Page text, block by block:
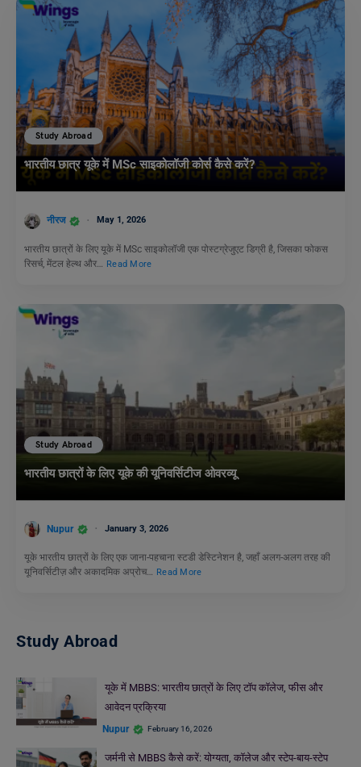
Study Abroad
भारतीय छात्र यूके में MSc साइकोलॉजी कोर्स कैसे करें?
नीरज May 1, 2026
भारतीय छात्रों के लिए यूके में MSc साइकोलॉजी एक पोस्टग्रेजुएट डिग्री है, जिसका फोकस
रिसर्च, मेंटल हेल्थ और… Read More
Study Abroad
भारतीय छात्रों के लिए यूके की यूनिवर्सिटीज ओवरव्यू
Nupur January 3, 2026
यूके भारतीय छात्रों के लिए एक जाना-पहचाना स्टडी डेस्टिनेशन है, जहाँ अलग-अलग तरह की
यूनिवर्सिटीज़ और अकादमिक अप्रोच… Read More
Study Abroad
यूके में MBBS: भारतीय छात्रों के लिए टॉप कॉलेज, फीस और
आवेदन प्रक्रिया
Nupur February 16, 2026
जर्मनी से MBBS कैसे करें: योग्यता, कॉलेज और स्टेप-बाय-स्टेप